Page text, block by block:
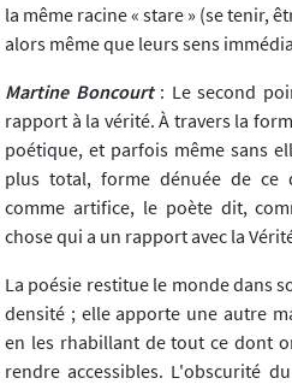
la même racine « stare » (se tenir,
alors même que leurs sens
Martine Boncourt: Le second
rapport à la vérité. À travers la
poétique, et parfois même sans
plus total, forme dénuée de ce
comme artifice, le poète dit,
chose qui a un rapport avec la
La poésie restitue le monde dans
densité ; elle apporte une autre
en les rhabillant de tout ce dont
rendre accessibles. L'obscurité